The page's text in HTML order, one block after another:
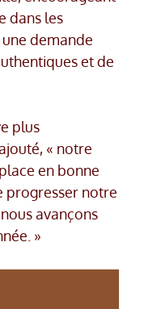
dans les
demande
et de
plus
« notre
en bonne
progresser notre
avançons
»